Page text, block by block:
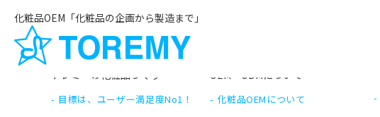
化粧品OEM「化粧品の企画から製造まで」
記事一覧へ戻る
トレミーの化粧品づくり
目標は、ユーザー満足度No1！
OEM・ODMについて
化粧品OEMについて